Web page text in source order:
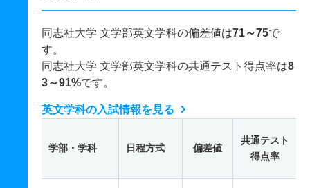
同志社大学 文学部英文学科の偏差値は71～75で
す。
同志社大学 文学部英文学科の共通テスト得点率は8
3～91%です。
英文学科の入試情報を見る
学部・学科 日程方式 偏差値
共通テスト
得点率